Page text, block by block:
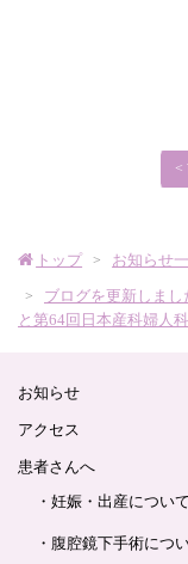
婦
人
科
ロ
ゴ
<
トップ
お知らせ
ブログを更新しま
と第64回日本産科婦人
お知らせ
アクセス
患者さんへ
・妊娠・出産について
・腹腔鏡下手術につ